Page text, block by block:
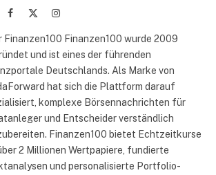
Facebook Instagram
Finanzen100 Finanzen100 wurde 2009
und ist eines der führenden
Deutschlands. Als Marke von
hat sich die Plattform darauf
komplexe Börsennachrichten für
und Entscheider verständlich
Finanzen100 bietet Echtzeitkurse
2 Millionen Wertpapiere, fundierte
und personalisierte Portfolio-